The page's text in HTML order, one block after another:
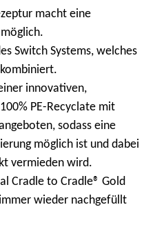
macht eine
Switch Systems, welches
innovativen,
PE-Recyclate mit
sodass eine
möglich ist und dabei
vermieden wird.
Cradle to Cradle® Gold
wieder nachgefüllt